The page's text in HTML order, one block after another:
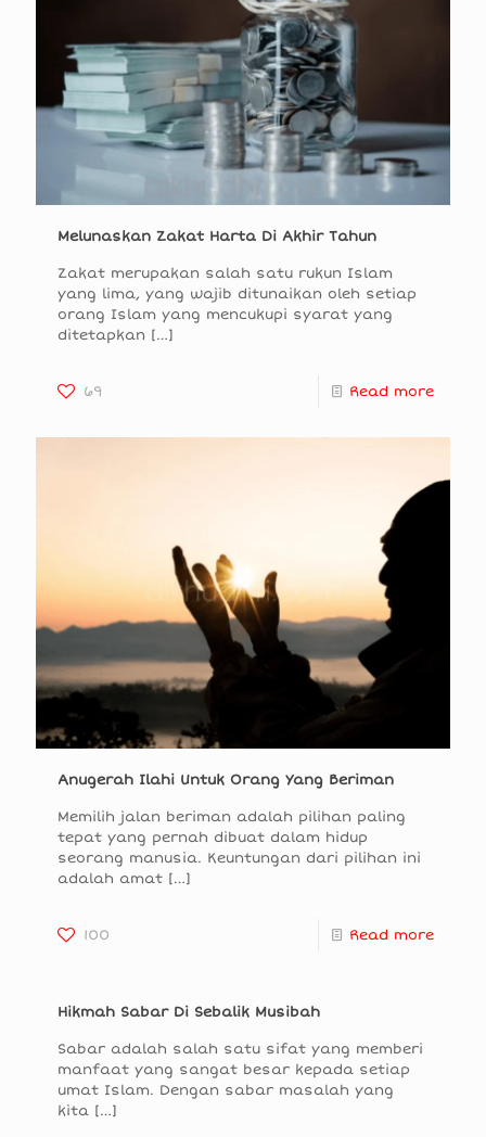
Melunaskan Zakat Harta Di Akhir Tahun
Zakat merupakan salah satu rukun Islam
yang lima, yang wajib ditunaikan oleh setiap
orang Islam yang mencukupi syarat yang
ditetapkan […]
69 Read more
Anugerah Ilahi Untuk Orang Yang Beriman
Memilih jalan beriman adalah pilihan paling
tepat yang pernah dibuat dalam hidup
seorang manusia. Keuntungan dari pilihan ini
adalah amat […]
100 Read more
Hikmah Sabar Di Sebalik Musibah
Sabar adalah salah satu sifat yang memberi
manfaat yang sangat besar kepada setiap
umat Islam. Dengan sabar masalah yang
kita […]